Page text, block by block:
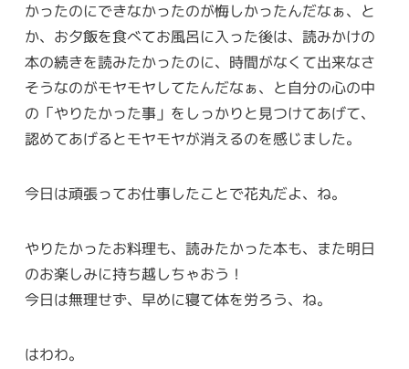
かったのにできなかったのが悔しかったんだなぁ、と
か、お夕飯を食べてお風呂に入った後は、読みかけの
本の続きを読みたかったのに、時間がなくて出来なさ
そうなのがモヤモヤしてたんだなぁ、と自分の心の中
の「やりたかった事」をしっかりと見つけてあげて、
認めてあげるとモヤモヤが消えるのを感じました。
今日は頑張ってお仕事したことで花丸だよ、ね。
やりたかったお料理も、読みたかった本も、また明日
のお楽しみに持ち越しちゃおう！
今日は無理せず、早めに寝て体を労ろう、ね。
はわわ。